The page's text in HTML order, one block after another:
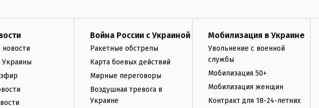
новости
Украины
Война России с Украиной
Ракетные обстрелы
Карта боевых действий
Мирные переговоры
Воздушная тревога в
Украине
Мобилизация в Украине
Увольнение с военной
службы
Мобилизация 50+
Мобилизация женщин
Контракт для 18-24-летних